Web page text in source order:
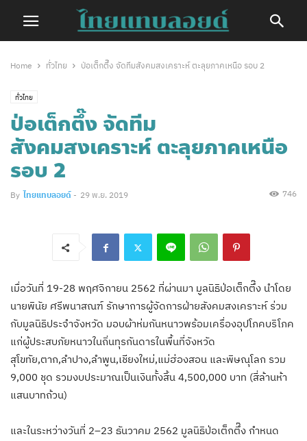
Home ทั่วไทย ป่อเต็กตึ๊ง จัดทีมสังคมสงเคราะห์ ตะลุยภาคเหนือ รอบ 2
ทั่วไทย
ป่อเต็กตึ๊ง จัดทีม
สังคมสงเคราะห์ ตะลุยภาคเหนือ
รอบ 2
By ไทยแทบลอยด์ - 29 พ.ย. 2019 746
เมื่อวันที่ 19-28 พฤศจิกายน 2562 ที่ผ่านมา มูลนิธิป่อเต็กตึ๊ง นำโดย
นายพินัย ศรีพนาสณฑ์ รักษาการผู้จัดการฝ่ายสังคมสงเคราะห์ ร่วม
กับมูลนิธิประจำจังหวัด มอบผ้าห่มกันหนาวพร้อมเครื่องอุปโภคบริโภค
แก่ผู้ประสบภัยหนาวในถิ่นทุรกันดารในพื้นที่จังหวัด
สุโขทัย,ตาก,ลำปาง,ลำพูน,เชียงใหม่,แม่ฮ่องสอน และพิษณุโลก รวม
9,000 ชุด รวมงบประมาณเป็นเงินทั้งสิ้น 4,500,000 บาท (สี่ล้านห้า
แสนบาทถ้วน)
และในระหว่างวันที่ 2–23 ธันวาคม 2562 มูลนิธิป่อเต็กตึ๊ง กำหนด